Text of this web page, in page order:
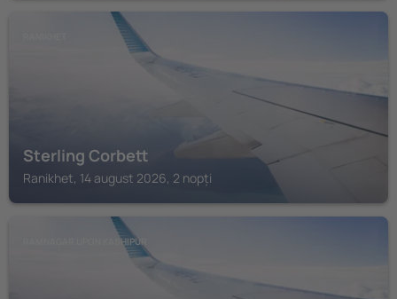
Sterling Corbett
Ranikhet, 14 august 2026, 2 nopți
RAMNAGAR UPON KASHIPUR